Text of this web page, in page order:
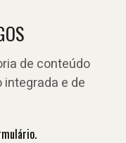
de conteúdo
e de